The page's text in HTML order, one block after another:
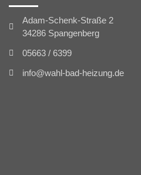
Adam-Schenk-Straße 2
34286 Spangenberg
05663 / 6399
info@wahl-bad-heizung.de